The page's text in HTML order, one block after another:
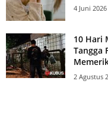
4 Juni 2026
10 Hari
Tangga
2 Agustus